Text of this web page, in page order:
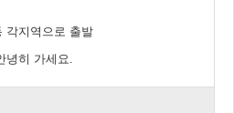
각지역으로 출발
녕히 가세요.